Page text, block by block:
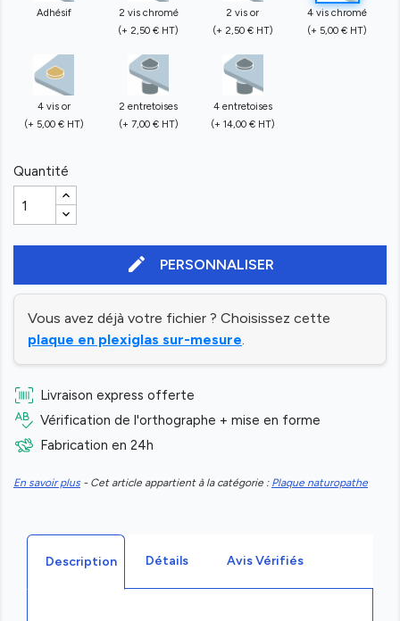
Adhésif
2 vis chromé
(+ 2,50 € HT)
2 vis or
(+ 2,50 € HT)
4 vis chromé
(+ 5,00 € HT)
4 vis or
(+ 5,00 € HT)
2 entretoises
(+ 7,00 € HT)
4 entretoises
(+ 14,00 € HT)
Quantité
edit PERSONNALISER
Vous avez déjà votre fichier ? Choisissez cette
plaque en plexiglas sur-mesure.
Livraison express offerte
Vérification de l'orthographe + mise en forme
Fabrication en 24h
En savoir plus - Cet article appartient à la catégorie : Plaque naturopathe
Description Détails Avis Vérifiés